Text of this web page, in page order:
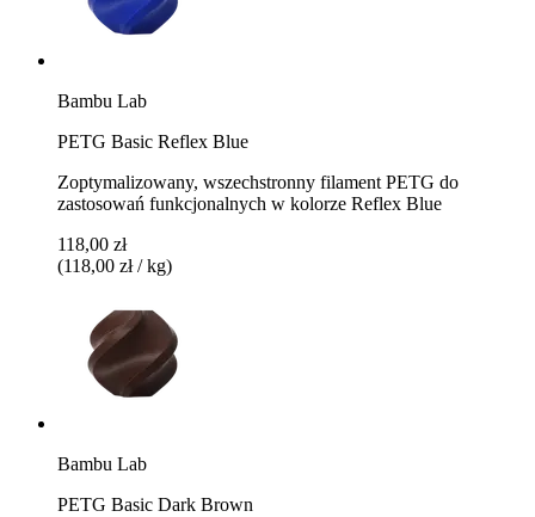
Bambu Lab
PETG Basic Reflex Blue
Zoptymalizowany, wszechstronny filament PETG do
zastosowań funkcjonalnych w kolorze Reflex Blue
118,00 zł
(118,00 zł / kg)
Bambu Lab
PETG Basic Dark Brown